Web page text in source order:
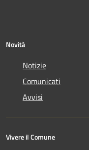
Novità
Notizie
Comunicati
Avvisi
Vivere il Comune